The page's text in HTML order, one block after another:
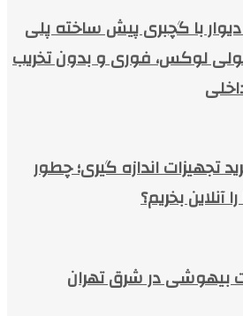
با گچبری پیش ساخته پلی
لوکس، فوری و بدون تخریب
تجهیزات اندازه گیری؛ چطور
آنلاین بخریم؟
بیهوشی در شرق تهران